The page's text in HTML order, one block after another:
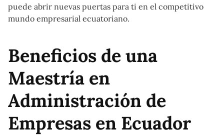
puede abrir nuevas puertas para ti en el competitivo
mundo empresarial ecuatoriano.
Beneficios de una
Maestría en
Administración de
Empresas en Ecuador